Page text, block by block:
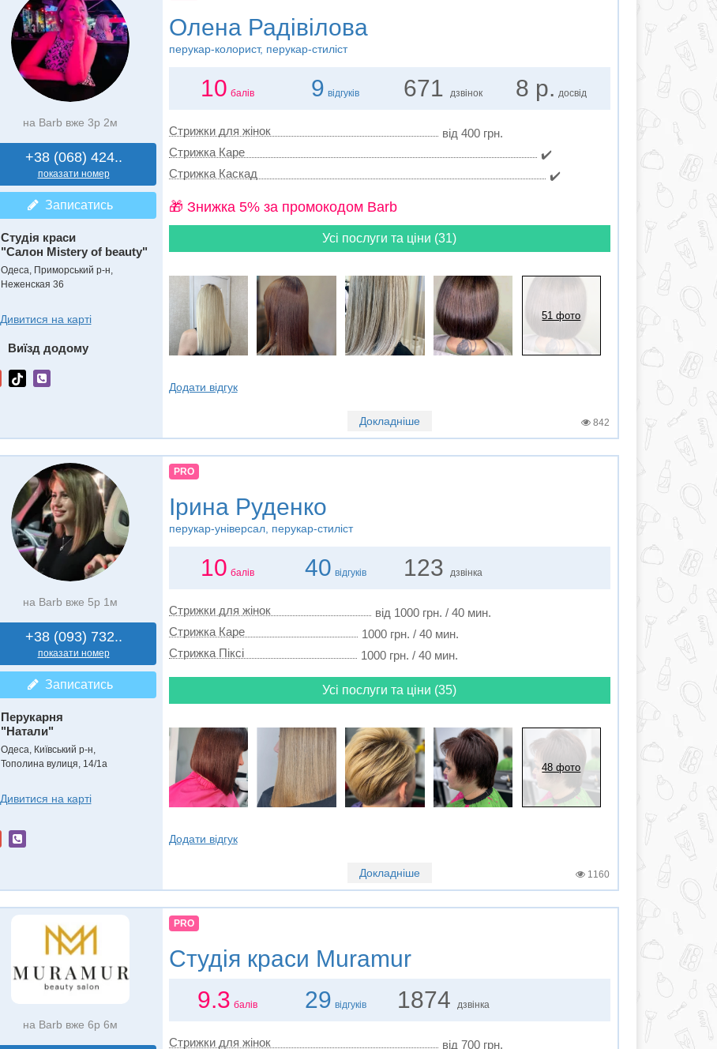
на Barb вже 3р 2м
+38 (068) 424..
показати номер
Записатись
Студія краси
"Салон Mistery of beauty"
Одеса, Приморський р-н,
Неженская 36
Дивитися на карті
Виїзд додому
Олена Радівілова
перукар-колорист, перукар-стиліст
10 балів 9 відгуків 671 дзвінок 8 р. досвід
Стрижки для жінок
від 400 грн.
Стрижка Каре
✔️
Стрижка Каскад
✔️
🎁 Знижка 5% за промокодом Barb
Усі послуги та ціни (31)
51 фото
Додати відгук
Докладніше 842
на Barb вже 5р 1м
+38 (093) 732..
показати номер
Записатись
Перукарня
"Натали"
Одеса, Київський р-н,
Тополина вулиця, 14/1а
Дивитися на карті
PRO
Ірина Руденко
перукар-універсал, перукар-стиліст
10 балів 40 відгуків 123 дзвінка
Стрижки для жінок
від 1000 грн. / 40 мин.
Стрижка Каре
1000 грн. / 40 мин.
Стрижка Пiксi
1000 грн. / 40 мин.
Усі послуги та ціни (35)
48 фото
Додати відгук
Докладніше 1160
на Barb вже 6р 6м
PRO
Студія краси Muramur
9.3 балів 29 відгуків 1874 дзвінка
Стрижки для жінок від 700 грн.